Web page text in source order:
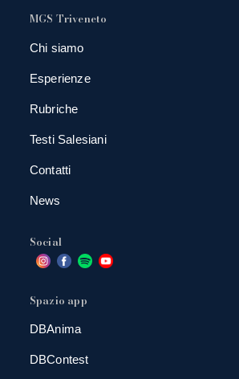
MGS Triveneto
Chi siamo
Esperienze
Rubriche
Testi Salesiani
Contatti
News
Social
Spazio app
DBAnima
DBContest